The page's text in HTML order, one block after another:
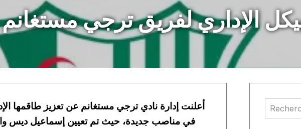
الإداري لفريق ترجي
أعلنت إدارة نادي ترجي مستغانم عن تعزيز طاقمها
في مناصب جديدة، حيث تم تعيين إسماعيل ديس